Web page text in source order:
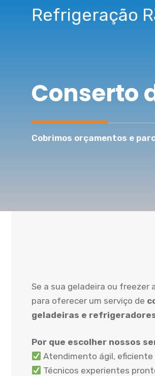
Refrigeração
Conserto
Cobrimos orçamentos e
Se a sua geladeira ou freezer
para oferecer um serviço de
geladeiras e
Por que escolher nossos
Atendimento ágil, eficiente
Técnicos experientes